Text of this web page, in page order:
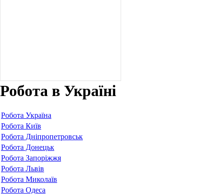
Робота в Україні
Робота Україна
Робота Київ
Робота Дніпропетровськ
Робота Донецьк
Робота Запоріжжя
Робота Львів
Робота Миколаїв
Робота Одеса